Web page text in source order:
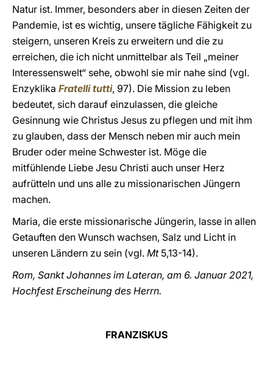
Natur ist. Immer, besonders aber in diesen Zeiten der
Pandemie, ist es wichtig, unsere tägliche Fähigkeit zu
steigern, unseren Kreis zu erweitern und die zu
erreichen, die ich nicht unmittelbar als Teil „meiner
Interessenswelt“ sehe, obwohl sie mir nahe sind (vgl.
Enzyklika Fratelli tutti, 97). Die Mission zu leben
bedeutet, sich darauf einzulassen, die gleiche
Gesinnung wie Christus Jesus zu pflegen und mit ihm
zu glauben, dass der Mensch neben mir auch mein
Bruder oder meine Schwester ist. Möge die
mitfühlende Liebe Jesu Christi auch unser Herz
aufrütteln und uns alle zu missionarischen Jüngern
machen.
Maria, die erste missionarische Jüngerin, lasse in allen
Getauften den Wunsch wachsen, Salz und Licht in
unseren Ländern zu sein (vgl. Mt5,13-14).
Rom, Sankt Johannes im Lateran, am 6. Januar 2021,
Hochfest Erscheinung des Herrn.
FRANZISKUS